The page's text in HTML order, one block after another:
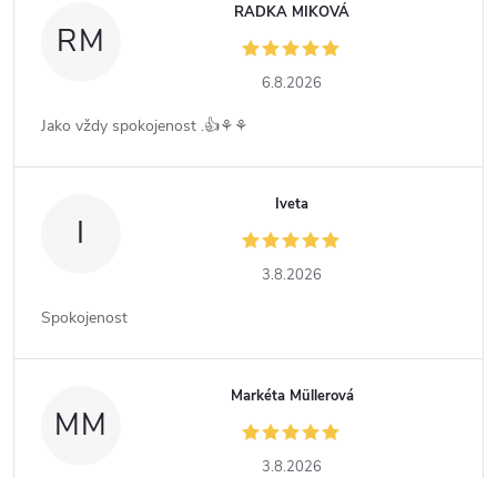
RM
RADKA MIKOVÁ
6.8.2026
Jako vždy spokojenost .👍⚘️⚘️
I
Iveta
3.8.2026
Spokojenost
MM
Markéta Müllerová
3.8.2026